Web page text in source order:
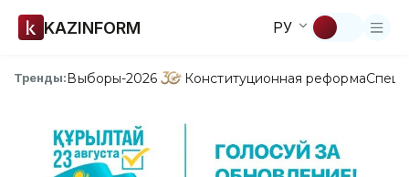
KAZINFORM РУ
Тренды:Выборы-2026 Конституционная реформа